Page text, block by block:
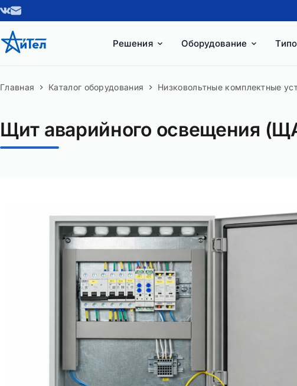
Перейти
к
сути
Решения Оборудование
Главная Каталог оборудования Низковольтные комплектные
Щит аварийного освещения